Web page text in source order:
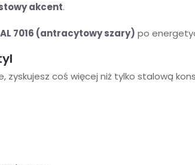
akcent.
7016 (antracytowy szary) po
zyskujesz coś więcej niż tylko stalową